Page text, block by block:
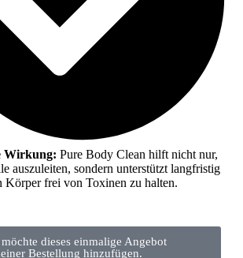
Wirkung: Pure Body Clean hilft nicht nur,
auszuleiten, sondern unterstützt langfristig
Körper frei von Toxinen zu halten.
dieses einmalige Angebot
Bestellung hinzufügen.